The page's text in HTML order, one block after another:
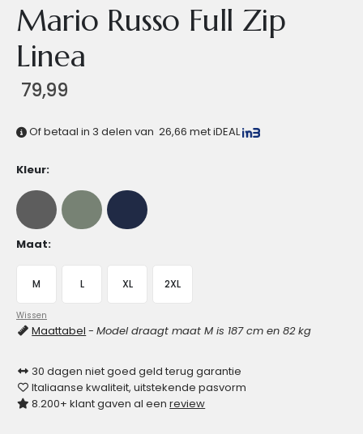
Mario Russo Full Zip
Linea
79,99
Of betaal in 3 delen van 26,66 met iDEAL
Kleur
Maat
M L XL 2XL
Wissen
Maattabel -Model draagt maat M is 187 cm en 82 kg
30 dagen niet goed geld terug garantie
Italiaanse kwaliteit, uitstekende pasvorm
8.200+ klant gaven al eenreview